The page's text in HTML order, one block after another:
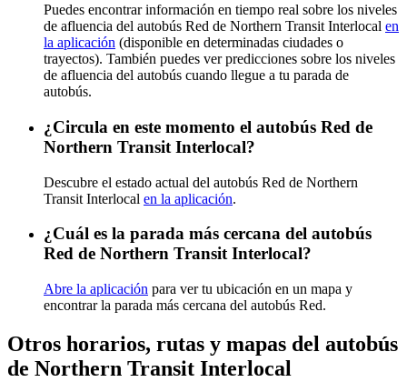
Puedes encontrar información en tiempo real sobre los niveles
de afluencia del autobús Red de Northern Transit Interlocal en
la aplicación (disponible en determinadas ciudades o
trayectos). También puedes ver predicciones sobre los niveles
de afluencia del autobús cuando llegue a tu parada de
autobús.
¿Circula en este momento el autobús Red de
Northern Transit Interlocal?
Descubre el estado actual del autobús Red de Northern
Transit Interlocal en la aplicación.
¿Cuál es la parada más cercana del autobús
Red de Northern Transit Interlocal?
Abre la aplicación para ver tu ubicación en un mapa y
encontrar la parada más cercana del autobús Red.
Otros horarios, rutas y mapas del autobús
de Northern Transit Interlocal